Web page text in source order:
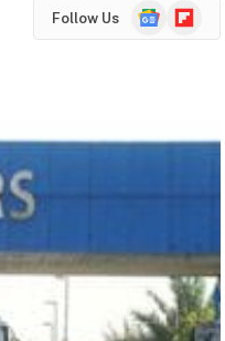
Follow Us
GoogleFlipboard